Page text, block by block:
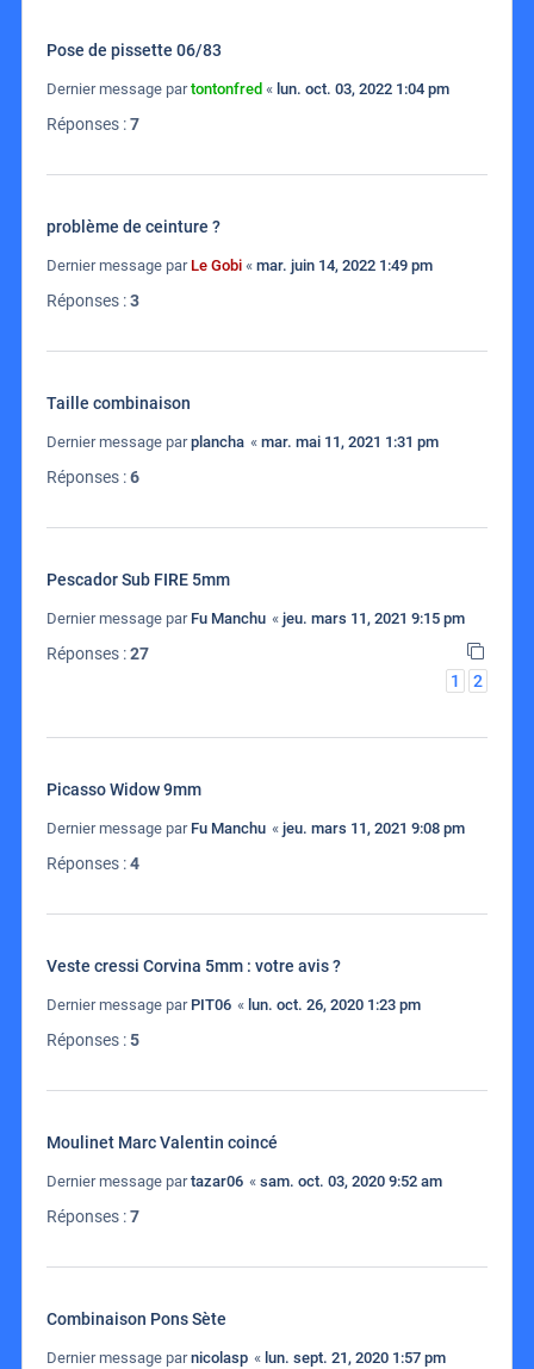
Pose de pissette 06/83
Dernier message partontonfred « lun. oct. 03, 2022 1:04 pm
Réponses :7
problème de ceinture ?
Dernier message par Le Gobi « mar. juin 14, 2022 1:49 pm
Réponses :3
Taille combinaison
Dernier message parplancha « mar. mai 11, 2021 1:31 pm
Réponses :6
Pescador Sub FIRE 5mm
Dernier message par Fu Manchu « jeu. mars 11, 2021 9:15 pm
Réponses :27
1
2
Picasso Widow 9mm
Dernier message par Fu Manchu « jeu. mars 11, 2021 9:08 pm
Réponses :4
Veste cressi Corvina 5mm : votre avis ?
Dernier message par PIT06 « lun. oct. 26, 2020 1:23 pm
Réponses :5
Moulinet Marc Valentin coincé
Dernier message partazar06 « sam. oct. 03, 2020 9:52 am
Réponses :7
Combinaison Pons Sète
Dernier message parnicolasp « lun. sept. 21, 2020 1:57 pm